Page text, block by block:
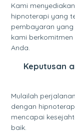
Kami
hipnoterapi yang
pembayaran yang
kami
Anda.
Keputusan
Mulailah
dengan
mencapai
baik.